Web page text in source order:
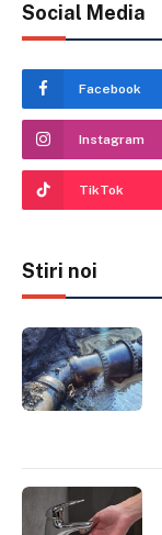
Social Media
Facebook
Instagram
TikTok
Stiri noi